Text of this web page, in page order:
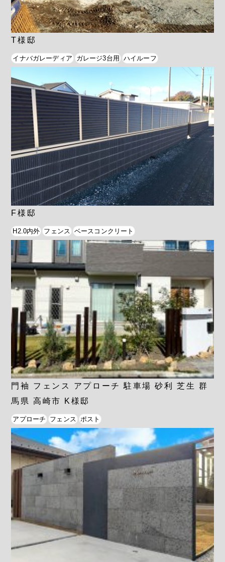
T様邸
イナバガレーディア ガレージ3台用 ハイルーフ
F様邸
H2.0内外 フェンス ベースコンクリート
門袖 フェンス アプローチ 駐車場 砂利 芝生 群
馬県 高崎市 K様邸
アプローチ フェンス ポスト